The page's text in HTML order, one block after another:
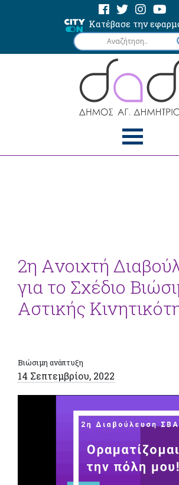
Κατέβασε την
2η Aνοιχτή
για το Σχέδιο
Αστικής
Βιώσιμη ανάπτυξη
14 Σεπτεμβρίου, 2022